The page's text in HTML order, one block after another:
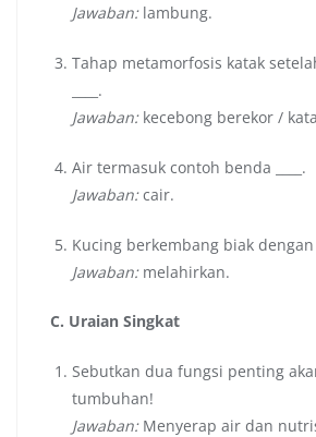
Jawaban:lambung.
Tahap metamorfosis katak
____.
Jawaban:kecebong berekor /
Air termasuk contoh benda ____.
Jawaban:cair.
Kucing berkembang biak dengan
Jawaban:melahirkan.
C. Uraian Singkat
Sebutkan dua fungsi penting
tumbuhan!
Jawaban:Menyerap air dan